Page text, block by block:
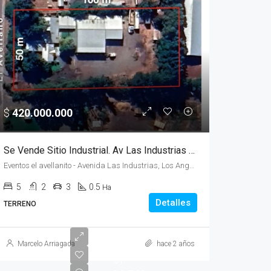
$420.000.000
Se Vende Sitio Industrial. Av Las Industrias Galpones y Casa
Eventos el avellanito - Avenida Las Industrias, Los Angeles, Los Ángeles, Chile, , ,
5 2 3 0.5 Ha
TERRENO
Detalles
Marcelo Arriagada hace 2 años